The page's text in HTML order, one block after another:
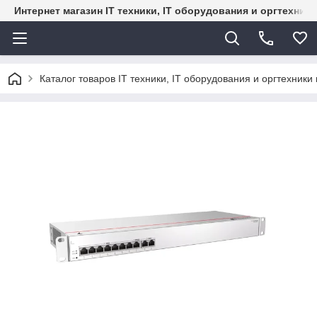
Интернет магазин IT техники, IT оборудования и
Каталог товаров IT техники, IT оборудования и